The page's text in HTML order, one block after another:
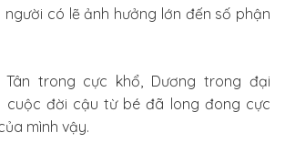
người có lẽ ảnh hưởng lớn đến số phận
Tân trong cực khổ, Dương trong đại
cuộc đời cậu từ bé đã long đong cực
mình vậy.